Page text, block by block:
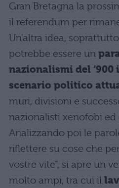
Gran Bretagna la
il referendum per
Un’altra idea,
potrebbe essere un
nazionalismi del ‘900
scenario politico
muri, divisioni e
nazionalisti xenofobi ed
Analizzando poi le
riflettere su cose che
vostre vite”, si apre un
molto ampi, tra cui il